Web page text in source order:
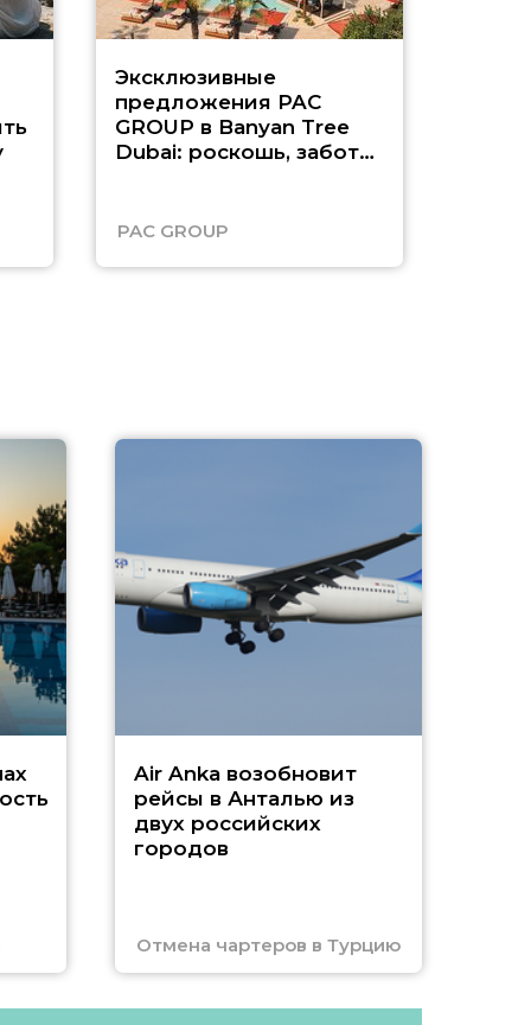
Эксклюзивные
предложения PAC
GROUP в Banyan Tree
Dubai: роскошь, забота
PAC GROUP
Air Anka возобновит
рейсы в Анталью из
двух российских
городов
Отмена чартеров в Турцию